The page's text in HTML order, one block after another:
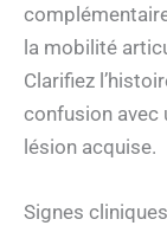
la mobilité
Clarifiez
confusion avec
lésion acquise.
Signes